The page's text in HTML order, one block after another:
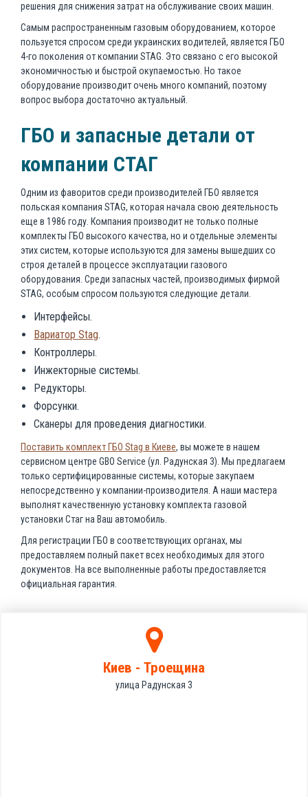
решения для снижения затрат на обслуживание своих машин.
Самым распространенным газовым оборудованием, которое
пользуется спросом среди украинских водителей, является ГБО
4-го поколения от компании STAG. Это связано с его высокой
экономичностью и быстрой окупаемостью. Но такое
оборудование производит очень много компаний, поэтому
вопрос выбора достаточно актуальный.
ГБО и запасные детали от
компании СТАГ
Одним из фаворитов среди производителей ГБО является
польская компания STAG, которая начала свою деятельность
еще в 1986 году. Компания производит не только полные
комплекты ГБО высокого качества, но и отдельные элементы
этих систем, которые используются для замены вышедших со
строя деталей в процессе эксплуатации газового
оборудования. Среди запасных частей, производимых фирмой
STAG, особым спросом пользуются следующие детали.
Интерфейсы.
Вариатор Stag.
Контроллеры.
Инжекторные системы.
Редукторы.
Форсунки.
Сканеры для проведения диагностики.
Поставить комплект ГБО Stag в Киеве, вы можете в нашем
сервисном центре GBO Service (ул. Радунская 3). Мы предлагаем
только сертифицированные системы, которые закупаем
непосредственно у компании-производителя. А наши мастера
выполнят качественную установку комплекта газовой
установки Стаг на Ваш автомобиль.
Для регистрации ГБО в соответствующих органах, мы
предоставляем полный пакет всех необходимых для этого
документов. На все выполненные работы предоставляется
официальная гарантия.
Киев - Троещина
улица Радунская 3